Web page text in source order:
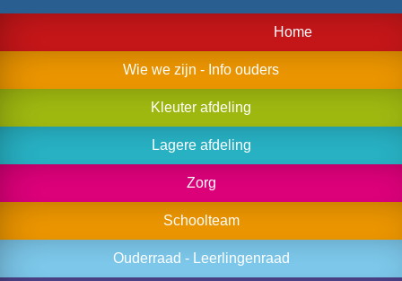
Home
Wie we zijn - Info ouders
Kleuter afdeling
Lagere afdeling
Zorg
Schoolteam
Ouderraad - Leerlingenraad